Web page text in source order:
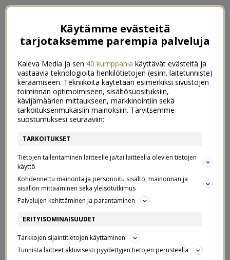
MUODONMUUTOS PURKISTA
Käytämme evästeitä
tarjotaksemme parempia palveluja
Kaleva Media ja sen 40 kumppania käyttävät evästeitä ja
vastaavia teknologioita henkilötietojen (esim. laitetunniste)
keräämiseen. Tekniikoita käytetään esimerkiksi sivustojen
toiminnan optimoimiseen, sisältösuosituksiin,
kävijämäärien mittaukseen, markkinointiin sekä
tarkoituksenmukaisiin mainoksiin. Tarvitsemme
suostumuksesi seuraaviin:
TARKOITUKSET
Tietojen tallentaminen laitteelle ja/tai laitteella olevien tietojen
käyttö
Kohdennettu mainonta ja personoitu sisältö, mainonnan ja
sisällön mittaaminen sekä yleisötutkimus
Palvelujen kehittäminen ja parantaminen
ERITYISOMINAISUUDET
Tarkkojen sijaintitietojen käyttäminen
Tunnista laitteet aktiivisesti pyydettyjen tietojen perusteella